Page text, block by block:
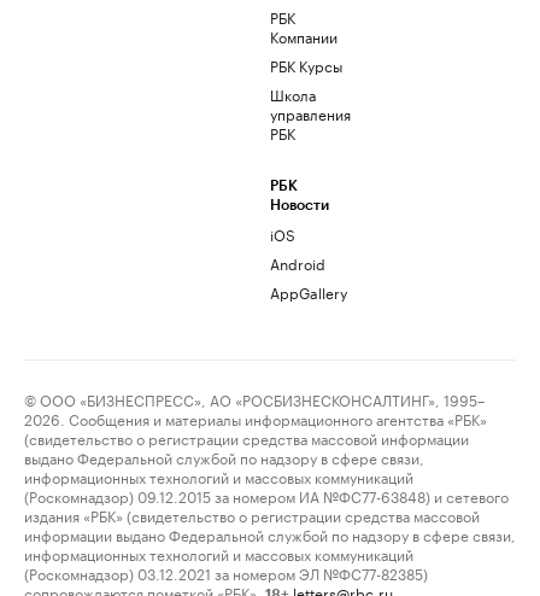
РБК
Компании
РБК Курсы
Школа
управления
РБК
РБК
Новости
iOS
Android
AppGallery
© ООО «БИЗНЕСПРЕСС», АО «РОСБИЗНЕСКОНСАЛТИНГ», 1995–
2026. Сообщения и материалы информационного агентства «РБК»
(свидетельство о регистрации средства массовой информации
выдано Федеральной службой по надзору в сфере связи,
информационных технологий и массовых коммуникаций
(Роскомнадзор) 09.12.2015 за номером ИА №ФС77-63848) и сетевого
издания «РБК» (свидетельство о регистрации средства массовой
информации выдано Федеральной службой по надзору в сфере связи,
информационных технологий и массовых коммуникаций
(Роскомнадзор) 03.12.2021 за номером ЭЛ №ФС77-82385)